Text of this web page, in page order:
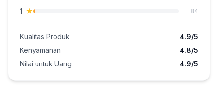
1 ★ 84
Kualitas Produk
4.9/5
Kenyamanan
4.8/5
Nilai untuk Uang
4.9/5